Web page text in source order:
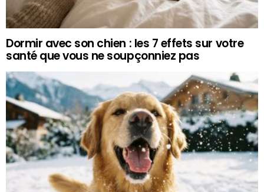
Dormir avec son chien : les 7 effets sur votre
santé que vous ne soupçonniez pas